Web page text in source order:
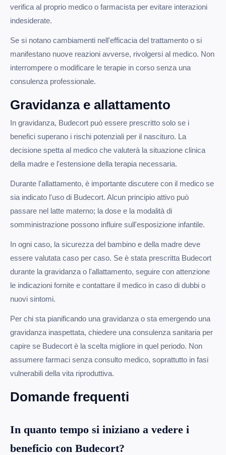
verifica al proprio medico o farmacista per evitare interazioni
indesiderate.
Se si notano cambiamenti nell'efficacia del trattamento o si
manifestano nuove reazioni avverse, rivolgersi al medico. Non
interrompere o modificare le terapie in corso senza una
consulenza professionale.
Gravidanza e allattamento
In gravidanza, Budecort può essere prescritto solo se i
benefici superano i rischi potenziali per il nascituro. La
decisione spetta al medico che valuterà la situazione clinica
della madre e l'estensione della terapia necessaria.
Durante l'allattamento, è importante discutere con il medico se
sia indicato l'uso di Budecort. Alcun principio attivo può
passare nel latte materno; la dose e la modalità di
somministrazione possono influire sull'esposizione infantile.
In ogni caso, la sicurezza del bambino e della madre deve
essere valutata caso per caso. Se è stata prescritta Budecort
durante la gravidanza o l'allattamento, seguire con attenzione
le indicazioni fornite e contattare il medico in caso di dubbi o
nuovi sintomi.
Per chi sta pianificando una gravidanza o sta emergendo una
gravidanza inaspettata, chiedere una consulenza sanitaria per
capire se Budecort è la scelta migliore in quel periodo. Non
assumere farmaci senza consulto medico, soprattutto in fasi
vulnerabili della vita riproduttiva.
Domande frequenti
In quanto tempo si iniziano a vedere i
beneficio con Budecort?